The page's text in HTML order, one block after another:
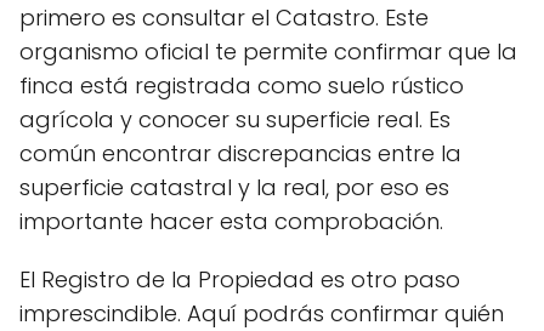
primero es consultar el Catastro. Este
organismo oficial te permite confirmar que la
finca está registrada como suelo rústico
agrícola y conocer su superficie real. Es
común encontrar discrepancias entre la
superficie catastral y la real, por eso es
importante hacer esta comprobación.
El Registro de la Propiedad es otro paso
imprescindible. Aquí podrás confirmar quién